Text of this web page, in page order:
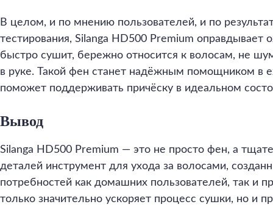
В целом, и по мнению пользователей, и по
тестирования, Silanga HD500 Premium оправдывает
быстро сушит, бережно относится к волосам, не
в руке. Такой фен станет надёжным помощником в
поможет поддерживать причёску в идеальном
Вывод
Silanga HD500 Premium — это не просто фен, а
деталей инструмент для ухода за волосами,
потребностей как домашних пользователей, так и
только значительно ускоряет процесс сушки, но и